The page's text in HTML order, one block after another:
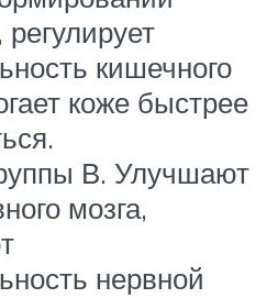
кишечного
коже быстрее
В. Улучшают
мозга,
нервной